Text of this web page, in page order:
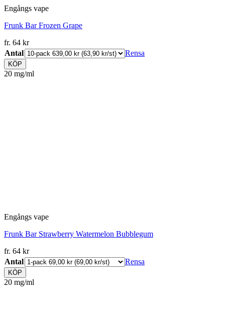
Engångs vape
Frunk Bar Frozen Grape
fr. 64 kr
Antal
Rensa
KÖP
20 mg/ml
Engångs vape
Frunk Bar Strawberry Watermelon Bubblegum
fr. 64 kr
Antal
Rensa
KÖP
20 mg/ml